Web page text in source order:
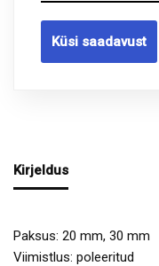
Küsi saadavust
Kirjeldus
Paksus: 20 mm, 30 mm
Viimistlus: poleeritud